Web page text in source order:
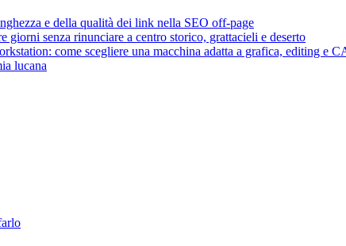
e della qualità dei link nella SEO off-page
giorni senza rinunciare a centro storico, grattacieli e deserto
come scegliere una macchina adatta a grafica, editing e
lucana